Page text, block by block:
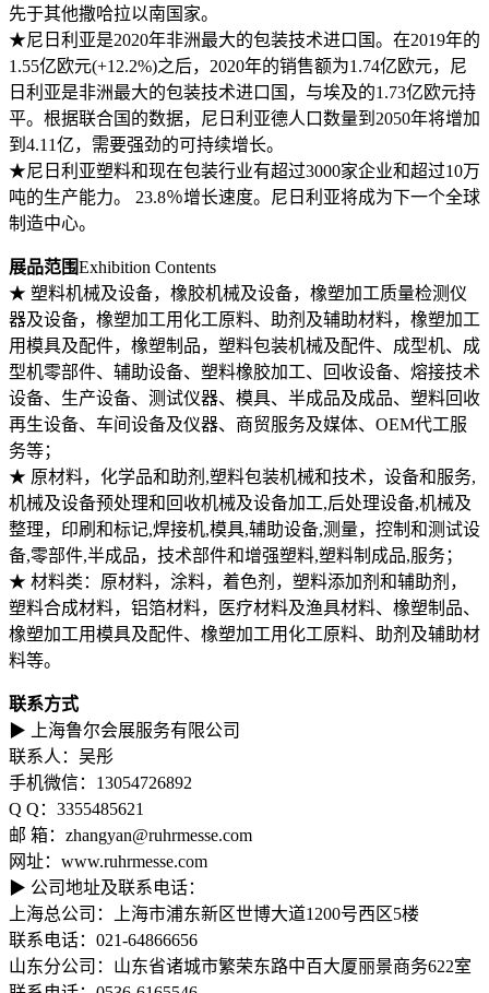
先于其他撒哈拉以南国家。
★尼日利亚是2020年非洲最大的包装技术进口国。在2019年的
1.55亿欧元(+12.2%)之后，2020年的销售额为1.74亿欧元，尼
日利亚是非洲最大的包装技术进口国，与埃及的1.73亿欧元持
平。根据联合国的数据，尼日利亚德人口数量到2050年将增加
到4.11亿，需要强劲的可持续增长。
★尼日利亚塑料和现在包装行业有超过3000家企业和超过10万
吨的生产能力。 23.8％增长速度。尼日利亚将成为下一个全球
制造中心。
展品范围Exhibition Contents
★ 塑料机械及设备，橡胶机械及设备，橡塑加工质量检测仪
器及设备，橡塑加工用化工原料、助剂及辅助材料，橡塑加工
用模具及配件，橡塑制品，塑料包装机械及配件、成型机、成
型机零部件、辅助设备、塑料橡胶加工、回收设备、熔接技术
设备、生产设备、测试仪器、模具、半成品及成品、塑料回收
再生设备、车间设备及仪器、商贸服务及媒体、OEM代工服
务等；
★ 原材料，化学品和助剂,塑料包装机械和技术，设备和服务,
机械及设备预处理和回收机械及设备加工,后处理设备,机械及
整理，印刷和标记,焊接机,模具,辅助设备,测量，控制和测试设
备,零部件,半成品，技术部件和增强塑料,塑料制成品,服务；
★ 材料类：原材料，涂料，着色剂，塑料添加剂和辅助剂，
塑料合成材料，铝箔材料，医疗材料及渔具材料、橡塑制品、
橡塑加工用模具及配件、橡塑加工用化工原料、助剂及辅助材
料等。
联系方式
▶ 上海鲁尔会展服务有限公司
联系人：吴彤
手机微信：13054726892
Q Q：3355485621
邮 箱：zhangyan@ruhrmesse.com
网址：www.ruhrmesse.com
▶ 公司地址及联系电话：
上海总公司：上海市浦东新区世博大道1200号西区5楼
联系电话：021-64866656
山东分公司：山东省诸城市繁荣东路中百大厦丽景商务622室